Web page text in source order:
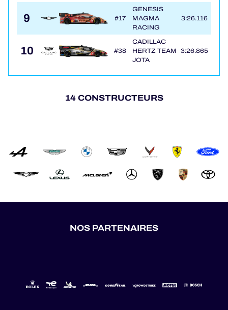
9 #17
GENESIS
MAGMA
RACING
3:26.116
10 #38
CADILLAC
HERTZ TEAM
JOTA
3:26.865
14 CONSTRUCTEURS
NOS PARTENAIRES